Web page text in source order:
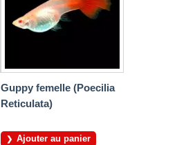
Guppy femelle (Poecilia
Reticulata)
Ajouter au panier